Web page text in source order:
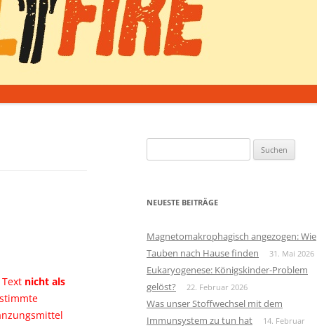
nicht als
nach:
NEUESTE BEITRÄGE
Magnetomakrophagisch angezogen: Wie
Tauben nach Hause finden
31. Mai 2026
Eukaryogenese: Königskinder-Problem
gelöst?
22. Februar 2026
Was unser Stoffwechsel mit dem
Immunsystem zu tun hat
14. Februar